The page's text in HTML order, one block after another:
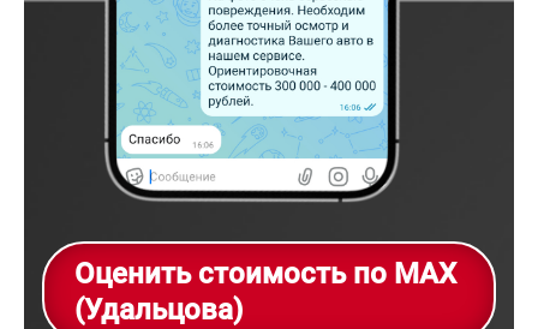
Оценить стоимость по MAX
(Удальцова)